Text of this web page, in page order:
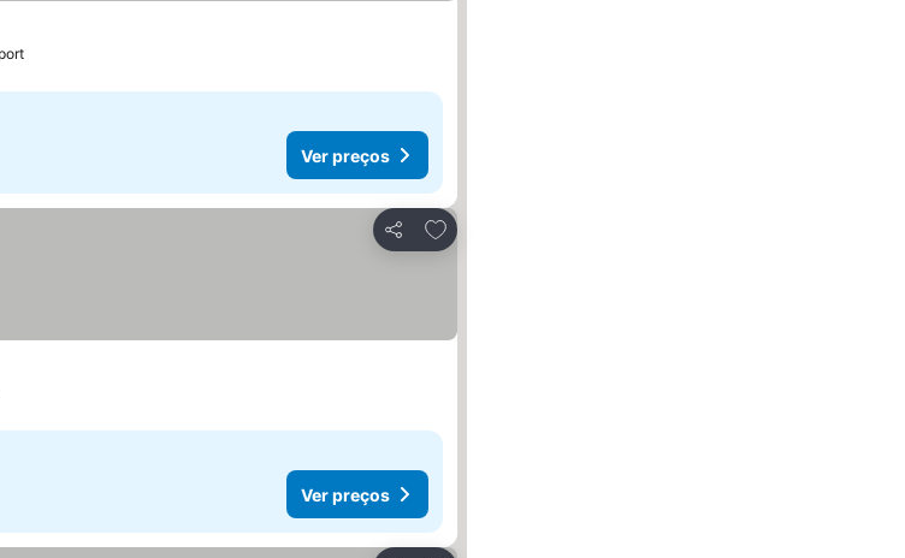
Ver preços
Partilhar
Adicionar aos favoritos
Ver preços